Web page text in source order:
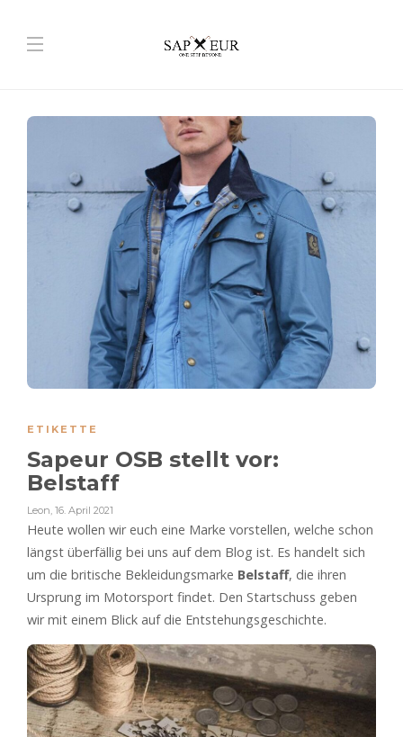
ETIKETTE
Sapeur OSB stellt vor:
Belstaff
Leon, 16. April 2021
Heute wollen wir euch eine Marke vorstellen, welche schon
längst überfällig bei uns auf dem Blog ist. Es handelt sich
um die britische Bekleidungsmarke Belstaff, die ihren
Ursprung im Motorsport findet. Den Startschuss geben
wir mit einem Blick auf die Entstehungsgeschichte.